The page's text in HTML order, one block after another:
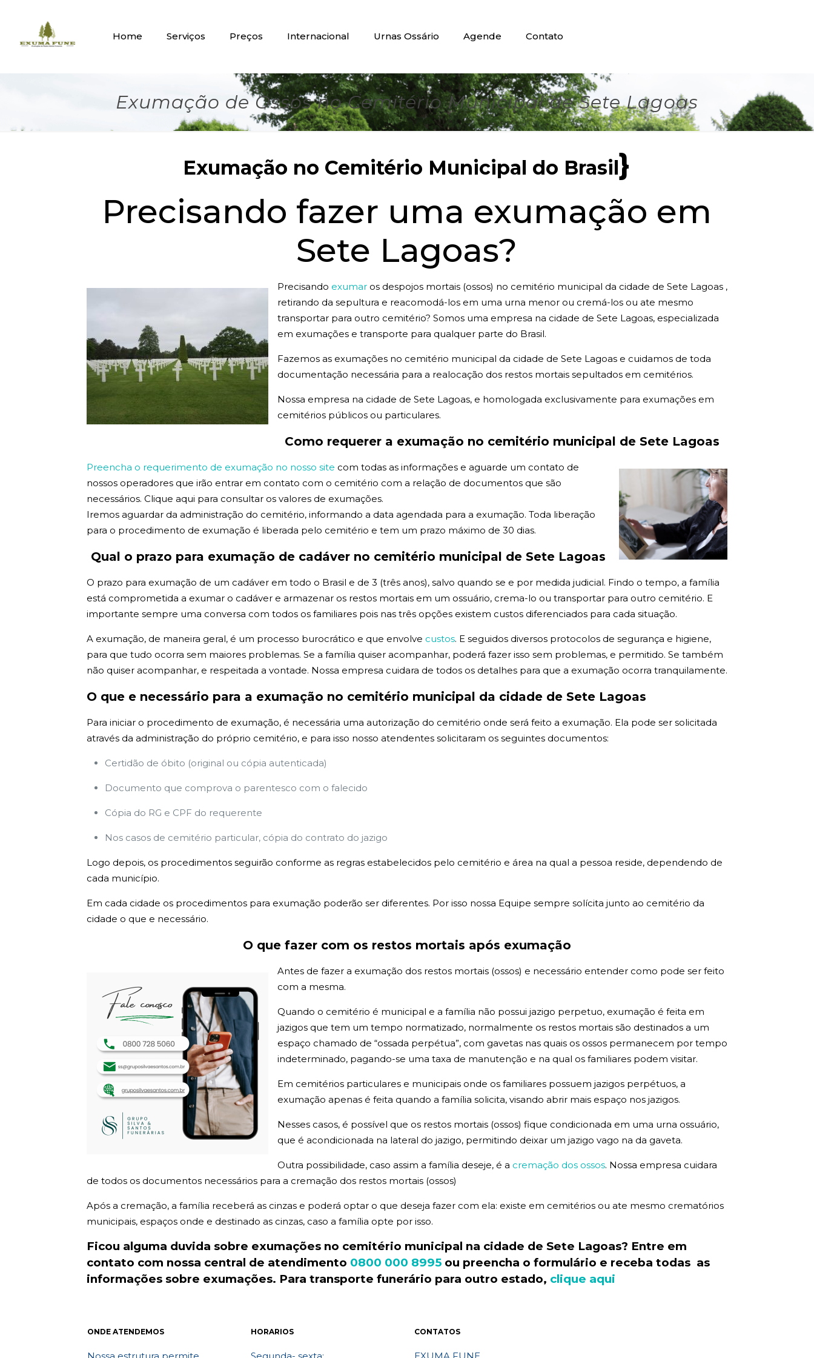
Home Serviços Preços Internacional Urnas Ossário Agende Contato
Exumação de Ossos no Cemitério Municipal de Sete Lagoas
Exumação no Cemitério Municipal do Brasil}
Precisando fazer uma exumação em
Sete Lagoas?
Precisando exumaros despojos mortais (ossos) no cemitério municipal da cidade de Sete Lagoas ,
retirando da sepultura e reacomodá-los em uma urna menor ou cremá-los ou ate mesmo
transportar para outro cemitério? Somos uma empresa na cidade de Sete Lagoas, especializada
em exumações e transporte para qualquer parte do Brasil.
Fazemos as exumações no cemitério municipal da cidade de Sete Lagoas e cuidamos de toda
documentação necessária para a realocação dos restos mortais sepultados em cemitérios.
Nossa empresa na cidade de Sete Lagoas, e homologada exclusivamente para exumações em
cemitérios públicos ou particulares.
Como requerer a exumação no cemitério municipal de Sete Lagoas
Preencha o requerimento de exumação no nosso site com todas as informações e aguarde um contato de
nossos operadores que irão entrar em contato com o cemitério com a relação de documentos que são
necessários. Clique aqui para consultar os valores de exumações.
Iremos aguardar da administração do cemitério, informando a data agendada para a exumação. Toda liberação
para o procedimento de exumação é liberada pelo cemitério e tem um prazo máximo de 30 dias.
Qual o prazo para exumação de cadáver no cemitério municipal de Sete Lagoas
O prazo para exumação de um cadáver em todo o Brasil e de 3 (três anos), salvo quando se e por medida judicial. Findo o tempo, a família
está comprometida a exumar o cadáver e armazenar os restos mortais em um ossuário, crema-lo ou transportar para outro cemitério. E
importante sempre uma conversa com todos os familiares pois nas três opções existem custos diferenciados para cada situação.
A exumação, de maneira geral, é um processo burocrático e que envolve custos. E seguidos diversos protocolos de segurança e higiene,
para que tudo ocorra sem maiores problemas. Se a família quiser acompanhar, poderá fazer isso sem problemas, e permitido. Se também
não quiser acompanhar, e respeitada a vontade. Nossa empresa cuidara de todos os detalhes para que a exumação ocorra tranquilamente.
O que e necessário para a exumação no cemitério municipal da cidade de Sete Lagoas
Para iniciar o procedimento de exumação, é necessária uma autorização do cemitério onde será feito a exumação. Ela pode ser solicitada
através da administração do próprio cemitério, e para isso nosso atendentes solicitaram os seguintes documentos:
Certidão de óbito (original ou cópia autenticada)
Documento que comprova o parentesco com o falecido
Cópia do RG e CPF do requerente
Nos casos de cemitério particular, cópia do contrato do jazigo
Logo depois, os procedimentos seguirão conforme as regras estabelecidos pelo cemitério e área na qual a pessoa reside, dependendo de
cada município.
Em cada cidade os procedimentos para exumação poderão ser diferentes. Por isso nossa Equipe sempre solícita junto ao cemitério da
cidade o que e necessário.
O que fazer com os restos mortais após exumação
Antes de fazer a exumação dos restos mortais (ossos) e necessário entender como pode ser feito
com a mesma.
Quando o cemitério é municipal e a família não possui jazigo perpetuo, exumação é feita em
jazigos que tem um tempo normatizado, normalmente os restos mortais são destinados a um
espaço chamado de “ossada perpétua”, com gavetas nas quais os ossos permanecem por tempo
indeterminado, pagando-se uma taxa de manutenção e na qual os familiares podem visitar.
Em cemitérios particulares e municipais onde os familiares possuem jazigos perpétuos, a
exumação apenas é feita quando a família solicita, visando abrir mais espaço nos jazigos.
Nesses casos, é possível que os restos mortais (ossos) fique condicionada em uma urna ossuário,
que é acondicionada na lateral do jazigo, permitindo deixar um jazigo vago na da gaveta.
Outra possibilidade, caso assim a família deseje, é a cremação dos ossos. Nossa empresa cuidara
de todos os documentos necessários para a cremação dos restos mortais (ossos)
Após a cremação, a família receberá as cinzas e poderá optar o que deseja fazer com ela: existe em cemitérios ou ate mesmo crematórios
municipais, espaços onde e destinado as cinzas, caso a família opte por isso.
Ficou alguma duvida sobre exumações no cemitério municipal na cidade de Sete Lagoas? Entre em
contato com nossa central de atendimento 0800 000 8995ou preencha o formulário e receba todas as
informações sobre exumações. Para transporte funerário para outro estado, clique aqui
ONDE ATENDEMOS HORARIOS CONTATOS